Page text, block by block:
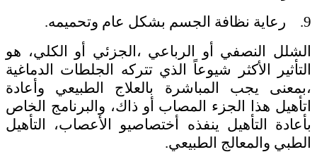
9. رعاية نظافة الجسم بشكل عام وتحميمه.
الشلل النصفي أو الرباعي ،الجزئي أو الكلي، هو
التأثير الأكثر شيوعاً الذي تتركه الجلطات الدماغية
،بمعنى يجب المباشرة بالعلاج الطبيعي وأعادة
اتأهيل هذا الجزء المصاب أو ذاك، والبرنامج الخاص
بأعادة التأهيل ينفذه أختصاصيو الأعصاب، التأهيل
الطبي والمعالج الطبيعي.